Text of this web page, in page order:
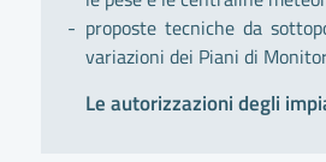
proposte tecniche da
variazioni dei Piani di
Le autorizzazioni degli